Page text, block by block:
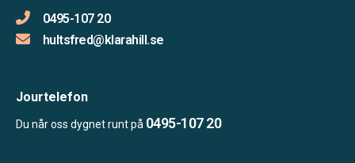
0495-107 20
hultsfred@klarahill.se
Jourtelefon
Du når oss dygnet runt på 0495-107 20